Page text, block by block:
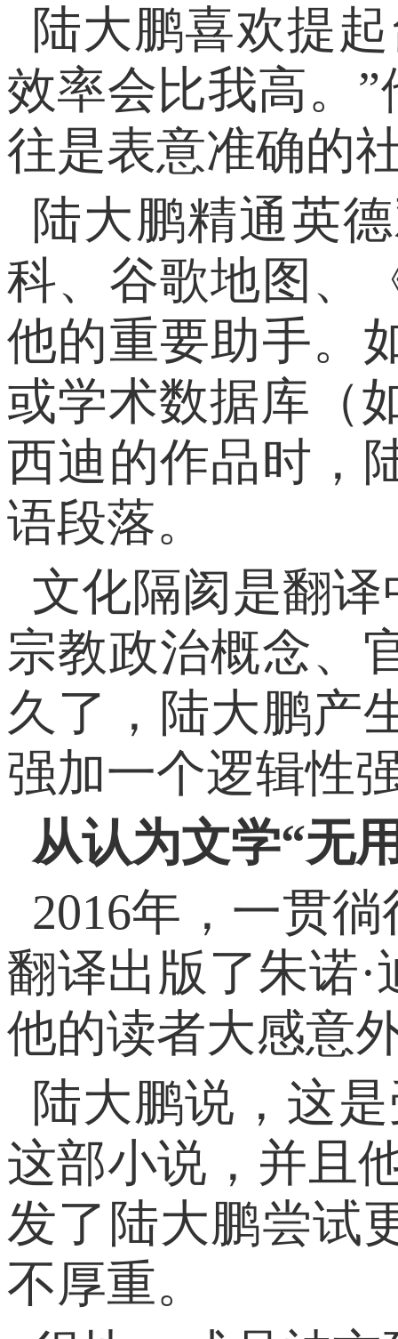
陆大鹏喜欢提
效率会比我高。
往是表意准确的
陆大鹏精通英
科、谷歌地图、
他的重要助手。
或学术数据库（
西迪的作品时，
语段落。
文化隔阂是翻
宗教政治概念、
久了，陆大鹏产
强加一个逻辑性
从认为文学“无
2016年，一贯
翻译出版了朱诺
他的读者大感意
陆大鹏说，这
这部小说，并且
发了陆大鹏尝试
不厚重。